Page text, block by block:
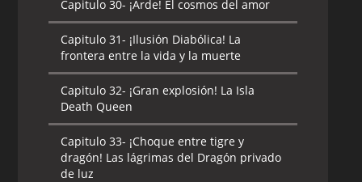
Capitulo 30- ¡Arde! El cosmos del amor
Capitulo 31- ¡Ilusión Diabólica! La
frontera entre la vida y la muerte
Capitulo 32- ¡Gran explosión! La Isla
Death Queen
Capitulo 33- ¡Choque entre tigre y
dragón! Las lágrimas del Dragón privado
de luz